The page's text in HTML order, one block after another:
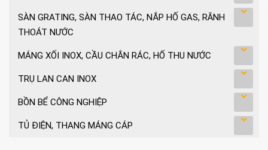
SÀN GRATING, SÀN THAO TÁC, NẮP HỐ GAS, RÃNH
THOÁT NƯỚC
MÁNG XỐI INOX, CẦU CHẮN RÁC, HỐ THU NƯỚC
TRỤ LAN CAN INOX
BỒN BỂ CÔNG NGHIỆP
TỦ ĐIỆN, THANG MÁNG CÁP